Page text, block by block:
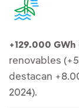
+129.000 GWh
renovables
destacan
2024).